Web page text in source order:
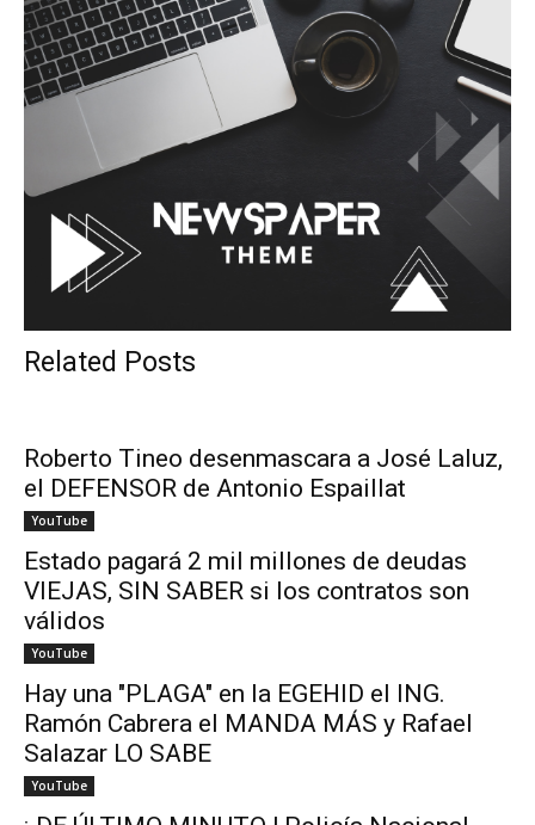
Related Posts
Roberto Tineo desenmascara a José Laluz,
el DEFENSOR de Antonio Espaillat
YouTube
Estado pagará 2 mil millones de deudas
VIEJAS, SIN SABER si los contratos son
válidos
YouTube
Hay una "PLAGA" en la EGEHID el ING.
Ramón Cabrera el MANDA MÁS y Rafael
Salazar LO SABE
YouTube